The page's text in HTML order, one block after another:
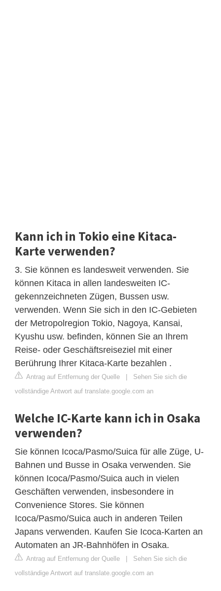
Kann ich in Tokio eine Kitaca-
Karte verwenden?
3. Sie können es landesweit verwenden. Sie
können Kitaca in allen landesweiten IC-
gekennzeichneten Zügen, Bussen usw.
verwenden. Wenn Sie sich in den IC-Gebieten
der Metropolregion Tokio, Nagoya, Kansai,
Kyushu usw. befinden, können Sie an Ihrem
Reise- oder Geschäftsreiseziel mit einer
Berührung Ihrer Kitaca-Karte bezahlen .
Antrag auf Entfernung der Quelle | Sehen Sie sich die
vollständige Antwort auf translate.google.com an
Welche IC-Karte kann ich in Osaka
verwenden?
Sie können Icoca/Pasmo/Suica für alle Züge, U-
Bahnen und Busse in Osaka verwenden. Sie
können Icoca/Pasmo/Suica auch in vielen
Geschäften verwenden, insbesondere in
Convenience Stores. Sie können
Icoca/Pasmo/Suica auch in anderen Teilen
Japans verwenden. Kaufen Sie Icoca-Karten an
Automaten an JR-Bahnhöfen in Osaka.
Antrag auf Entfernung der Quelle | Sehen Sie sich die
vollständige Antwort auf translate.google.com an